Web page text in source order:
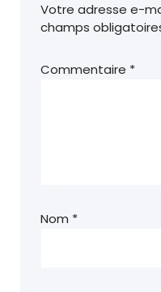
Votre adresse e-
champs
Commentaire *
Nom *